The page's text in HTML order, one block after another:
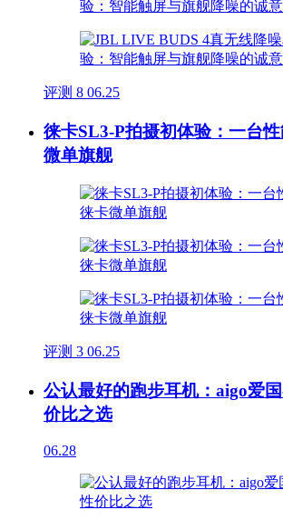
评测 8 06.25
徕卡SL3-P拍摄初体验：一台
微单旗舰
评测 3 06.25
公认最好的跑步耳机：aigo爱
价比之选
06.28